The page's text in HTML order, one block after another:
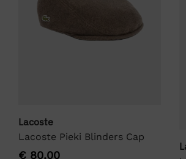
Lacoste
Lacoste Pieki Blinders Cap
€80,00